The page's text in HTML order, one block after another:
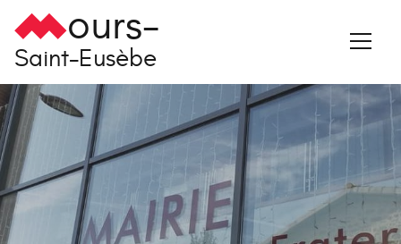
ours-
Saint-Eusèbe